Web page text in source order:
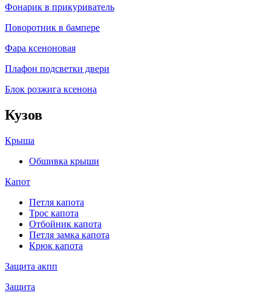
Фонарик в прикуриватель
Поворотник в бампере
Фара ксеноновая
Плафон подсветки двери
Блок розжига ксенона
Кузов
Крыша
Обшивка крыши
Капот
Петля капота
Трос капота
Отбойник капота
Петля замка капота
Крюк капота
Защита акпп
Защита